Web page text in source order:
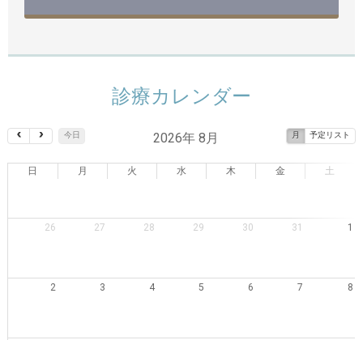
診療カレンダー
今日 月 予定リスト
2026年 8月
日 月 火 水 木 金 土
26 27 28 29 30 31 1
2 3 4 5 6 7 8